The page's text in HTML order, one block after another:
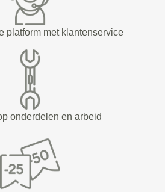
platform met klantenservice
onderdelen en arbeid